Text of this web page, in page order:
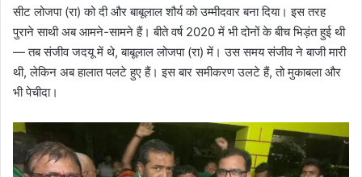
सीट लोजपा (रा) को दी और बाबूलाल शौर्य को उम्मीदवार बना दिया। इस तरह
पुराने साथी अब आमने-सामने हैं। बीते वर्ष 2020 में भी दोनों के बीच भिड़ंत हुई थी
— तब संजीव जदयू में थे, बाबूलाल लोजपा (रा) में। उस समय संजीव ने बाजी मारी
थी, लेकिन अब हालात पलटे हुए हैं। इस बार समीकरण उलटे हैं, तो मुकाबला और
भी पेचीदा।